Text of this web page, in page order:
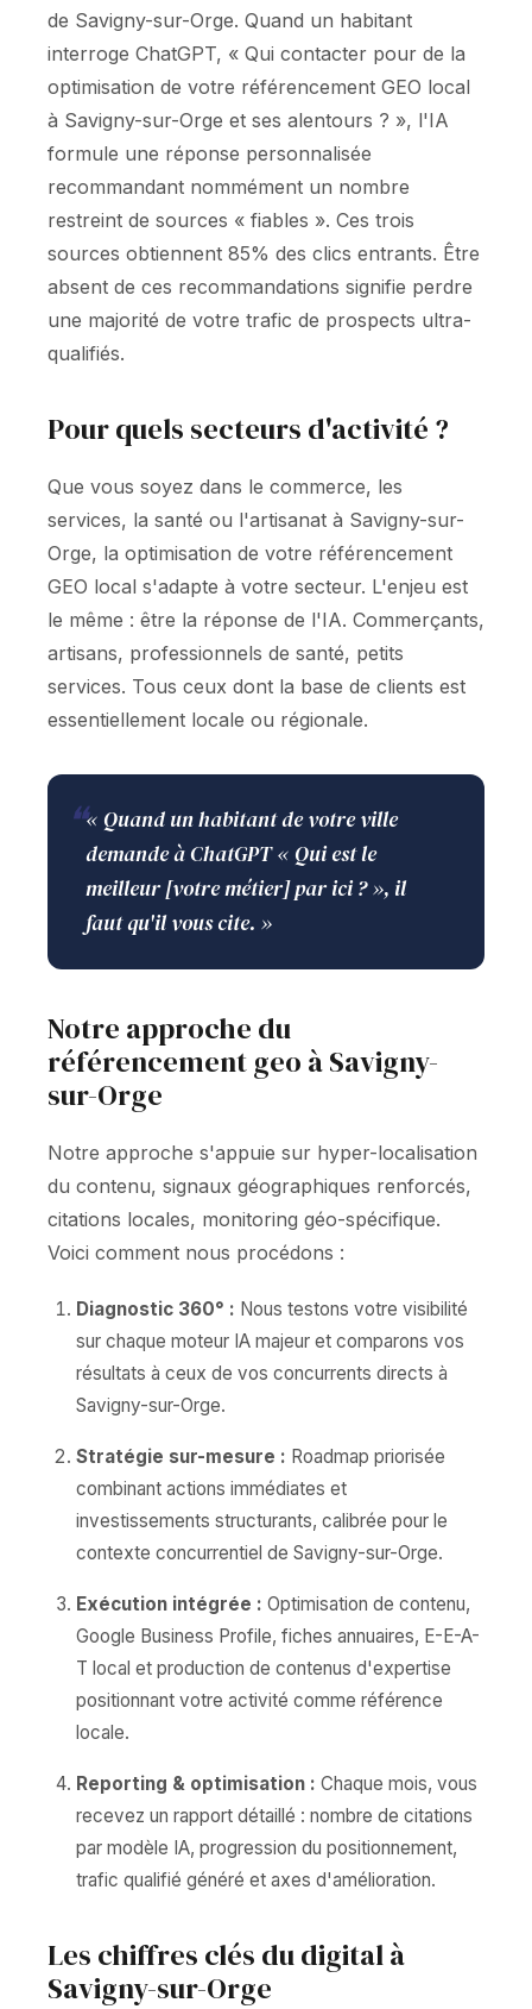
de Savigny-sur-Orge. Quand un habitant
interroge ChatGPT, « Qui contacter pour de la
optimisation de votre référencement GEO local
à Savigny-sur-Orge et ses alentours ? », l'IA
formule une réponse personnalisée
recommandant nommément un nombre
restreint de sources « fiables ». Ces trois
sources obtiennent 85% des clics entrants. Être
absent de ces recommandations signifie perdre
une majorité de votre trafic de prospects ultra-
qualifiés.
Pour quels secteurs d'activité ?
Que vous soyez dans le commerce, les
services, la santé ou l'artisanat à Savigny-sur-
Orge, la optimisation de votre référencement
GEO local s'adapte à votre secteur. L'enjeu est
le même : être la réponse de l'IA. Commerçants,
artisans, professionnels de santé, petits
services. Tous ceux dont la base de clients est
essentiellement locale ou régionale.
❝« Quand un habitant de votre ville
demande à ChatGPT « Qui est le
meilleur [votre métier] par ici ? », il
faut qu'il vous cite. »
Notre approche du
référencement geo à Savigny-
sur-Orge
Notre approche s'appuie sur hyper-localisation
du contenu, signaux géographiques renforcés,
citations locales, monitoring géo-spécifique.
Voici comment nous procédons :
Diagnostic 360° : Nous testons votre visibilité
sur chaque moteur IA majeur et comparons vos
résultats à ceux de vos concurrents directs à
Savigny-sur-Orge.
Stratégie sur-mesure : Roadmap priorisée
combinant actions immédiates et
investissements structurants, calibrée pour le
contexte concurrentiel de Savigny-sur-Orge.
Exécution intégrée : Optimisation de contenu,
Google Business Profile, fiches annuaires, E-E-A-
T local et production de contenus d'expertise
positionnant votre activité comme référence
locale.
Reporting & optimisation : Chaque mois, vous
recevez un rapport détaillé : nombre de citations
par modèle IA, progression du positionnement,
trafic qualifié généré et axes d'amélioration.
Les chiffres clés du digital à
Savigny-sur-Orge